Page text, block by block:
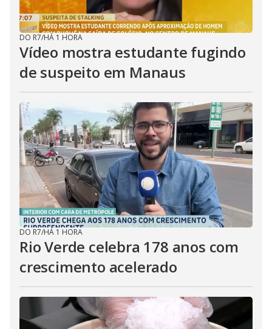
DO R7/HÁ 1 HORA
Vídeo mostra estudante fugindo
de suspeito em Manaus
DO R7/HÁ 1 HORA
Rio Verde celebra 178 anos com
crescimento acelerado